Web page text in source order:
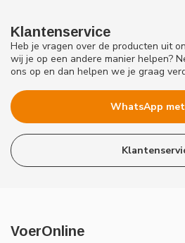
Klantenservice
Heb je vragen over de producten uit
wij je op een andere manier helpen?
ons op en dan helpen we je graag
WhatsApp
VoerOnline